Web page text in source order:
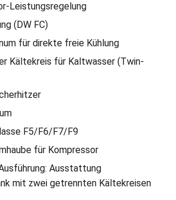
Leistungsregelung
(DW FC)
für direkte freie Kühlung
Kältekreis für Kaltwasser (Twin-
F5/F6/F7/F9
für Kompressor
Ausstattung
mit zwei getrennten Kältekreisen